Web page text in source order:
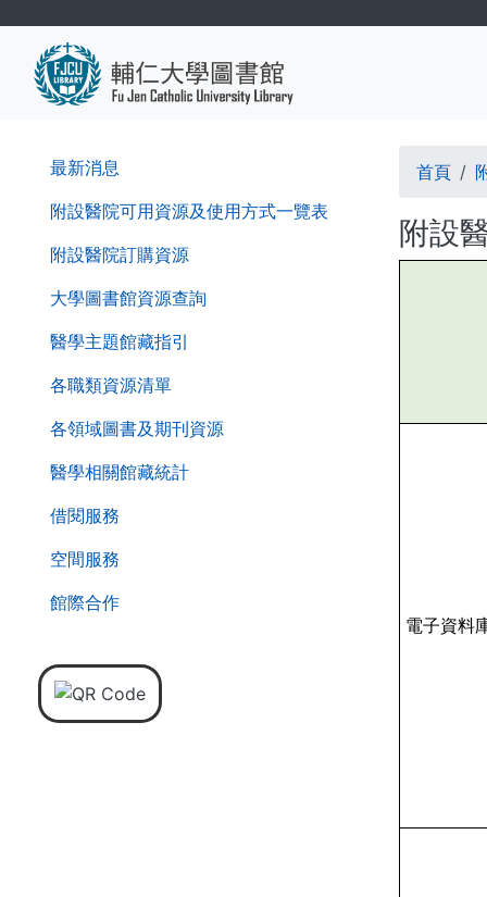
第
二
層
覽
列
最新消息
附設醫院可用資源及使用方式一覽表
附設醫院訂購資源
大學圖書館資源查詢
醫學主題館藏指引
各職類資源清單
各領域圖書及期刊資源
醫學相關館藏統計
借閱服務
空間服務
館際合作
導
航
連
首頁
附設
電子資料